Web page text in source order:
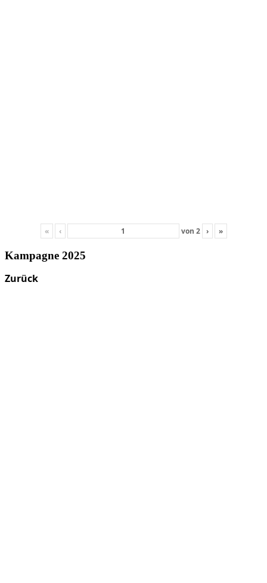
« ‹ von 2 › »
Kampagne 2025
Zurück